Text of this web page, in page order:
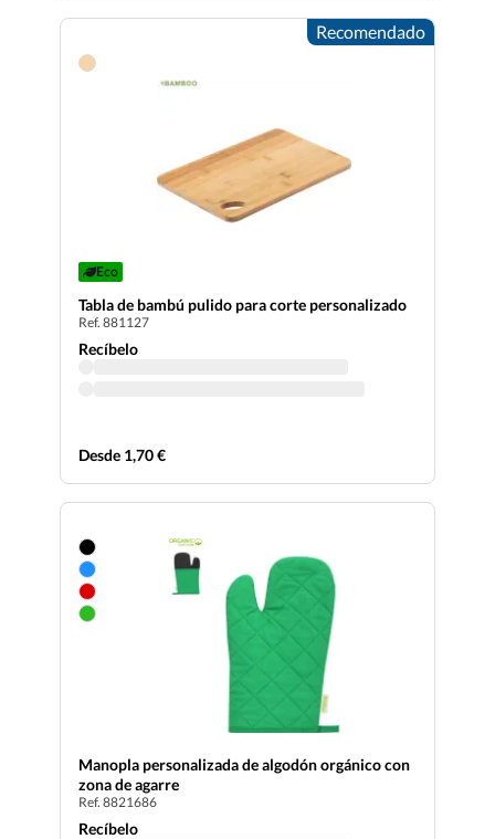
Recomendado
Eco
Tabla de bambú pulido para corte personalizado
Ref. 881127
Recíbelo
Desde 1,70 €
Manopla personalizada de algodón orgánico con
zona de agarre
Ref. 8821686
Recíbelo